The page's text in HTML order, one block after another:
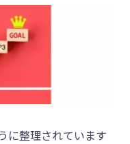
に整理されています